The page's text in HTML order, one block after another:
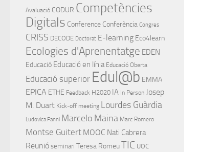
Avaluació CODUR Competències
Digitals Conference Conferència Congres
CRISS DECODE Doctorat E-learning Eco4learn
Ecologies d'Aprenentatge EDEN
Educació Educació en línia Educació Oberta
Educació superior Edul@b EMMA
EPICA ETHE Feedback H2020 IA In Person Josep
M. Duart Kick-off meeting Lourdes Guàrdia
Ludovica Fanni Marcelo Maina Marc Romero
Montse Guitert MOOC Nati Cabrera
Reunió seminari Teresa RomeuTIC UOC